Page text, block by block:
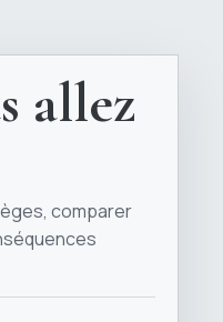
allez
comparer